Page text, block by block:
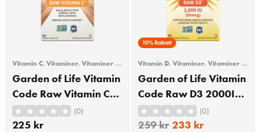
Vitamin C, Vitaminer, Vitaminer &
Mineraler
Garden of Life Vitamin
Code Raw Vitamin C
60 Veganska Kapslar
(0)
225 kr
10% Rabatt
Vitamin D, Vitaminer, Vitaminer &
Mineraler
Garden of Life Vitamin
Code Raw D3 2000IU
60 Kapslar
(0)
259kr 233 kr